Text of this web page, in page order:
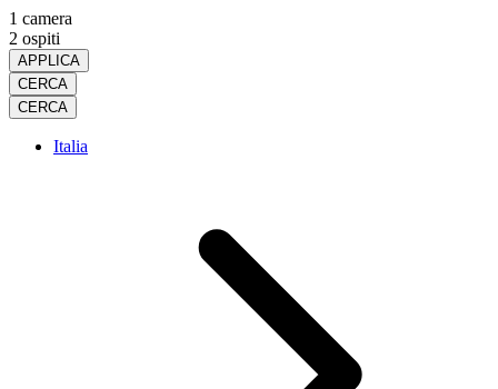
1 camera
2 ospiti
APPLICA
CERCA
CERCA
Italia